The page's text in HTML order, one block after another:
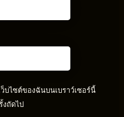
บไซต์ของฉันบนเบราว์เซอร์นี้
ถัดไป